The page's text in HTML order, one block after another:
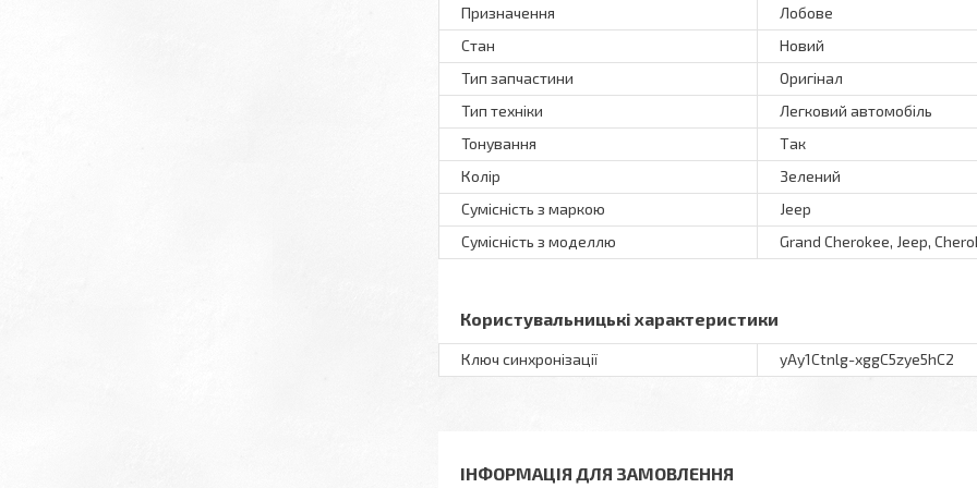
Призначення
Лобове
Стан
Новий
Тип запчастини
Оригінал
Тип техніки
Легковий автомобіль
Тонування
Так
Колір
Зелений
Сумісність з маркою
Jeep
Сумісність з моделлю
Grand Cherokee, Jeep,
Користувальницькі характеристики
Ключ синхронізації yAy1Ctnlg-xggC5zye5hC2
ІНФОРМАЦІЯ ДЛЯ ЗАМОВЛЕННЯ